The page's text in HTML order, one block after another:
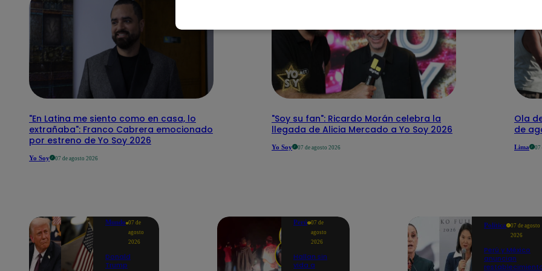
"En Latina me siento como en casa, lo
extrañaba": Franco Cabrera emocionado
por estreno de Yo Soy 2026
Yo Soy 07 de agosto 2026
"Soy su fan": Ricardo Morán celebra la
llegada de Alicia Mercado a Yo Soy 2026
Yo Soy 07 de agosto 2026
Ola
de
Lima 07
Mundo 07 de
agosto
2026
Donald
Trump
Perú 07 de
agosto
2026
Hallan sin
vida a
Política
07 de agosto
2026
Perú y México
anuncian